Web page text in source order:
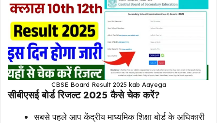
CBSE Board Result 2025 kab Aayega
सीबीएसई बोर्ड रिजल्ट 2025 कैसे चेक करें?
सबसे पहले आप केंद्रीय माध्यमिक शिक्षा बोर्ड के अधिकारी